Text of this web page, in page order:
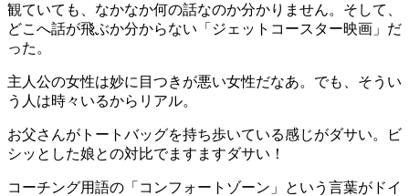
観ていても、なかなか何の話なのか分かりません。そして、
どこへ話が飛ぶか分からない「ジェットコースター映画」だ
った。
主人公の女性は妙に目つきが悪い女性だなあ。でも、そうい
う人は時々いるからリアル。
お父さんがトートバッグを持ち歩いている感じがダサい。ビ
シッとした娘との対比でますますダサい！
コーチング用語の「コンフォートゾーン」という言葉がドイ